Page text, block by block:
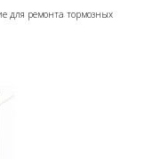
для ремонта тормозных